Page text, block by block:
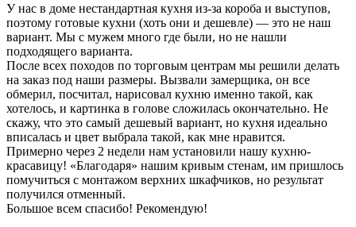
У нас в доме нестандартная кухня из-за короба и выступов,
поэтому готовые кухни (хоть они и дешевле) — это не наш
вариант. Мы с мужем много где были, но не нашли
подходящего варианта.
После всех походов по торговым центрам мы решили делать
на заказ под наши размеры. Вызвали замерщика, он все
обмерил, посчитал, нарисовал кухню именно такой, как
хотелось, и картинка в голове сложилась окончательно. Не
скажу, что это самый дешевый вариант, но кухня идеально
вписалась и цвет выбрала такой, как мне нравится.
Примерно через 2 недели нам установили нашу кухню-
красавицу! «Благодаря» нашим кривым стенам, им пришлось
помучиться с монтажом верхних шкафчиков, но результат
получился отменный.
Большое всем спасибо! Рекомендую!